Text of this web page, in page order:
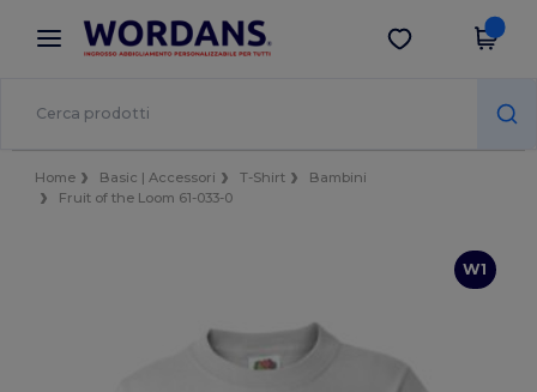
× App Wordans
Prezzi migliori sull'app!
Scarica app
Home Basic | Accessori T-Shirt
Bambini
Fruit of the Loom 61-033-0
W1